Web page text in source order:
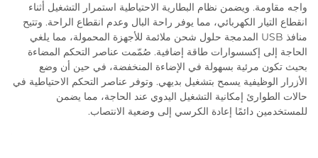
واجه مقاومة. ويضمن نظام البطارية الاحتياطية استمرار التشغيل أثناء
انقطاع التيار الكهربائي، مما يوفر راحة البال وعدم انقطاع الراحة. وتتيح
منافذ USB المدمجة حلول شحن ملائمة للأجهزة المحمولة، مما يلغي
الحاجة إلى إكسسوارات طاقة إضافية. صُمّمت عناصر التحكم المضاءة
بحيث تكون مرئية بسهولة في الإضاءة المنخفضة، في حين أن وضع
الأزرار الوظيفية يسمح بتشغيل بديهي. وتوفر عناصر التحكم الاحتياطية في
حالات الطوارئ إمكانية التشغيل اليدوي عند الحاجة، مما يضمن
للمستخدمين دائمًا إعادة الكرسي إلى وضعية الانتصاب.